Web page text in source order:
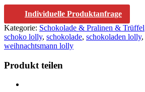
Individuelle Produktanfrage
Kategorie: Schokolade & Pralinen & Trüffel
schoko lolly, schokolade, schokoladen lolly,
weihnachtsmann lolly
Produkt teilen